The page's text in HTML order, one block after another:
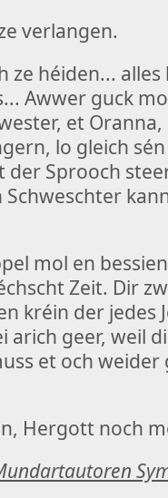
verlangen.
ze héiden...
Awwer guck
et
lo gleich
Sprooch
mol en
Zeit. Dir
kréin der jedes
arich geer, weil
et och weider
Hergott noch